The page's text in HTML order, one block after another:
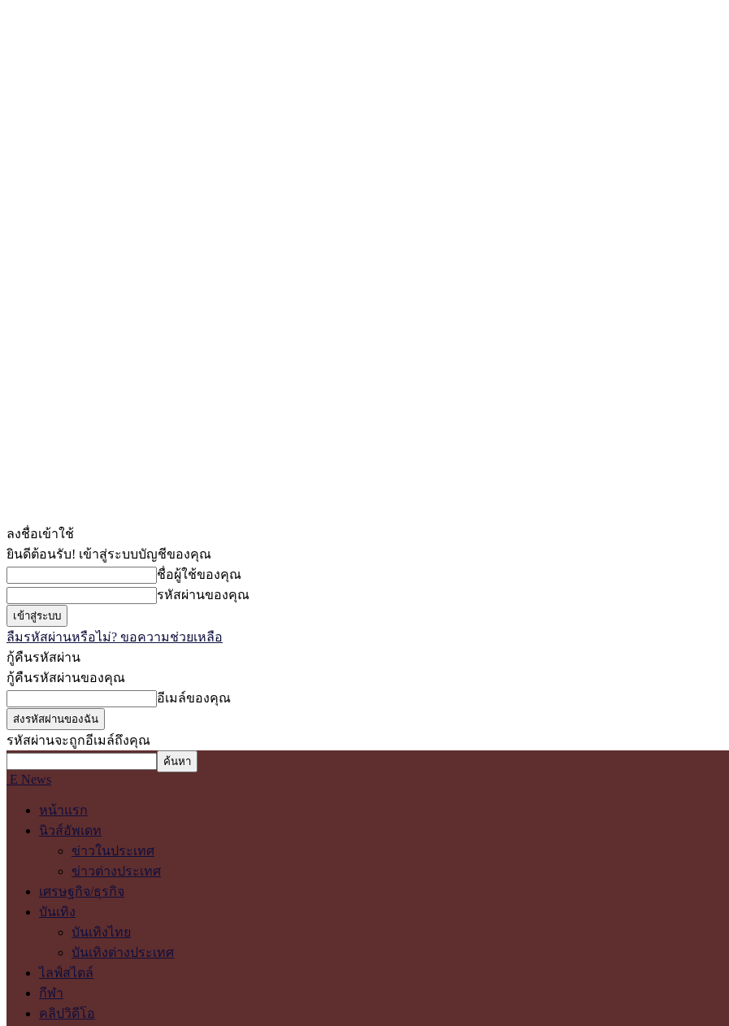
ลงชื่อเข้าใช้
ยินดีต้อนรับ! เข้าสู่ระบบบัญชีของคุณ
ชื่อผู้ใช้ของคุณ
รหัสผ่านของคุณ
ลืมรหัสผ่านหรือไม่? ขอความช่วยเหลือ
กู้คืนรหัสผ่าน
กู้คืนรหัสผ่านของคุณ
อีเมล์ของคุณ
รหัสผ่านจะถูกอีเมล์ถึงคุณ
E News
หน้าแรก
นิวส์อัพเดท
ข่าวในประเทศ
ข่าวต่างประเทศ
เศรษฐกิจ/ธุรกิจ
บันเทิง
บันเทิงไทย
บันเทิงต่างประเทศ
ไลฟ์สไตล์
กีฬา
คลิปวิดีโอ